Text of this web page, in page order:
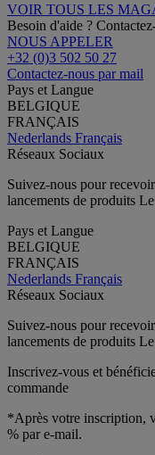
VOIR TOUS LES
Besoin d'aide ?
NOUS APPELER
+32 (0)3 502 50 27
Contactez-nous par mail
Pays et Langue
BELGIQUE
FRANÇAIS
Nederlands Français
Réseaux Sociaux
Suivez-nous pour
lancements de produits
Pays et Langue
BELGIQUE
FRANÇAIS
Nederlands Français
Réseaux Sociaux
Suivez-nous pour
lancements de produits
Inscrivez-vous et
commande
*Après votre inscription,
% par e-mail.